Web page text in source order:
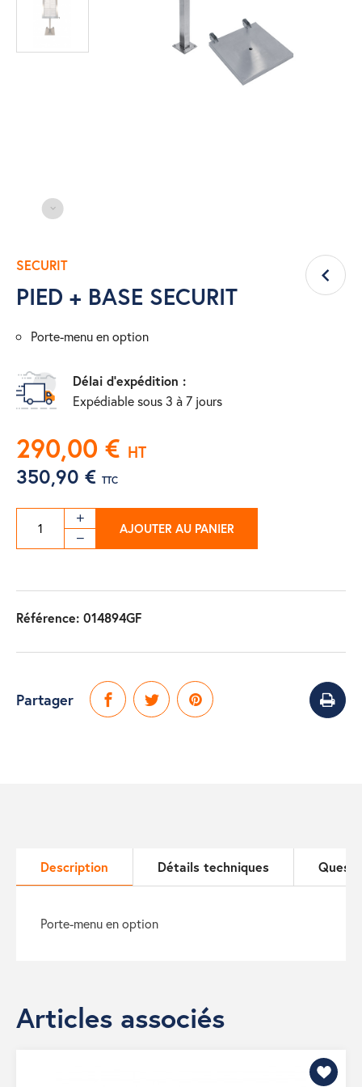
SECURIT
PIED + BASE SECURIT
porte-menu en option
Délai d'expédition :
Expédiable sous 3 à 7 jours
290,00 € HT
350,90 € TTC
AJOUTER AU PANIER
Référence: 014894GF
Partager
Description Détails techniques
porte-menu en option
Articles associés